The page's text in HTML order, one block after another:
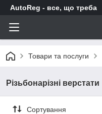
AutoReg - все, що треба
Товари та послуги
Різьбонарізні верстати
Сортування